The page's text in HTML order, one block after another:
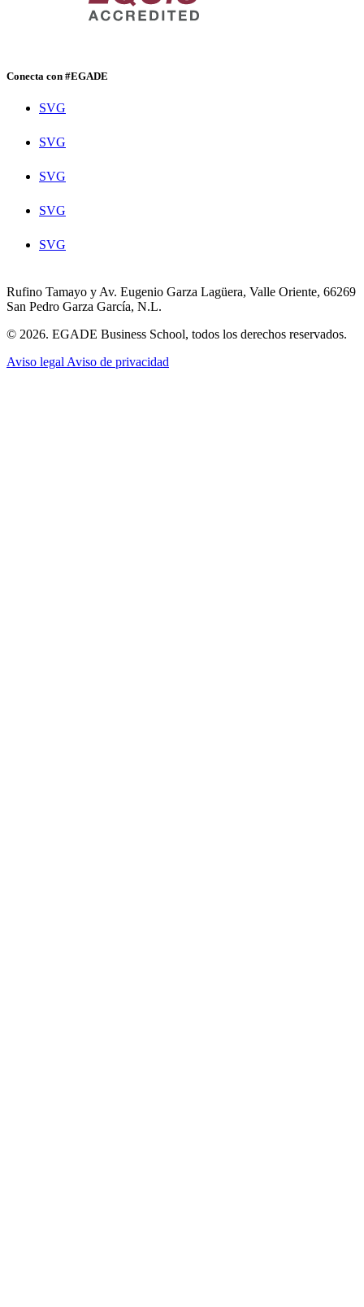
Conecta con #EGADE
SVG
SVG
SVG
SVG
SVG
Rufino Tamayo y Av. Eugenio Garza Lagüera, Valle Oriente, 66269
San Pedro Garza García, N.L.
© 2026. EGADE Business School, todos los derechos reservados.
Aviso legal Aviso de privacidad